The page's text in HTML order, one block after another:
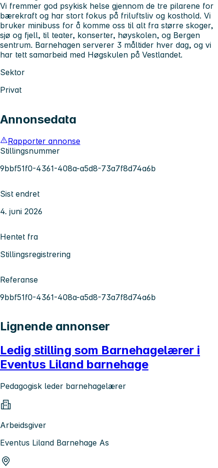
Vi fremmer god psykisk helse gjennom de tre pilarene for
bærekraft og har stort fokus på friluftsliv og kosthold. Vi
bruker minibuss for å komme oss til alt fra større skoger,
sjø og fjell, til teater, konserter, høyskolen, og Bergen
sentrum. Barnehagen serverer 3 måltider hver dag, og vi
har tett samarbeid med Høgskulen på Vestlandet.
Sektor
Privat
Annonsedata
Rapporter annonse
Stillingsnummer
9bbf51f0-4361-408a-a5d8-73a7f8d74a6b
Sist endret
4. juni 2026
Hentet fra
Stillingsregistrering
Referanse
9bbf51f0-4361-408a-a5d8-73a7f8d74a6b
Lignende annonser
Ledig stilling som Barnehagelærer i
Eventus Liland barnehage
Pedagogisk leder barnehagelærer
Arbeidsgiver
Eventus Liland Barnehage As